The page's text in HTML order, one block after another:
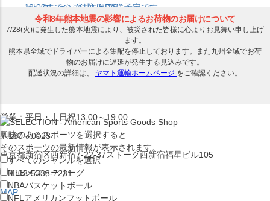
セレクション公式LINE@
営業：平日・土日祝13:00～19:00
〒160－0023
東京都新宿区西新宿7-22-37ストーク西新宿福星ビル105
TEL:03-5338-7231
MAP
12:00までのご注文は発送予定です。
在庫品は 1-3営業日内で発送!! ※お取寄せ商品は対象外
興味のあるスポーツを選択すると
そのスポーツの最新情報が表示されます。
すべてのジャンルを選択
MLBメジャーリーグ
NBAバスケットボール
NFL アメリカンフットボール